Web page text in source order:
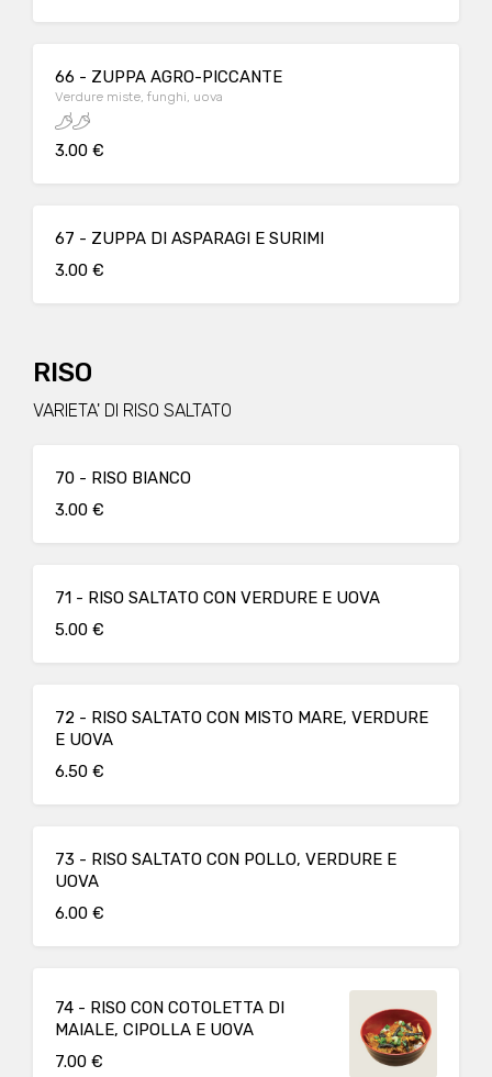
66 - ZUPPA AGRO-PICCANTE
Verdure miste, funghi, uova
3.00 €
67 - ZUPPA DI ASPARAGI E SURIMI
3.00 €
RISO
VARIETA' DI RISO SALTATO
70 - RISO BIANCO
3.00 €
71 - RISO SALTATO CON VERDURE E UOVA
5.00 €
72 - RISO SALTATO CON MISTO MARE, VERDURE
E UOVA
6.50 €
73 - RISO SALTATO CON POLLO, VERDURE E
UOVA
6.00 €
74 - RISO CON COTOLETTA DI
MAIALE, CIPOLLA E UOVA
7.00 €